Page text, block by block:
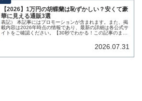
【2026】1万円の胡蝶蘭は恥ずかしい？安くて豪
華に見える通販3選
表記） 本記事にはプロモーションが含まれます。また、掲
載内容は2026年時点の情報であり、最新の詳細は各公式サ
イトをご確認ください。【30秒でわかる！この記事のまと
2026.07.31